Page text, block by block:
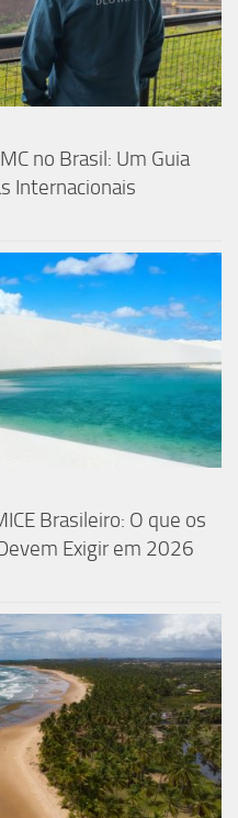
no Brasil: Um Guia
Internacionais
Brasileiro: O que os
Exigir em 2026